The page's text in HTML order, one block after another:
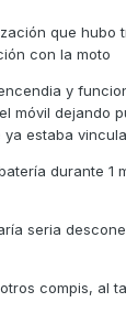
que hubo
con la moto
y
móvil dejando
estaba
durante 1
seria
compis, al